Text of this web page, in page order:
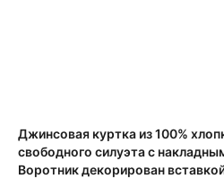
Джинсовая куртка из 100%
свободного силуэта с
Воротник декорирован